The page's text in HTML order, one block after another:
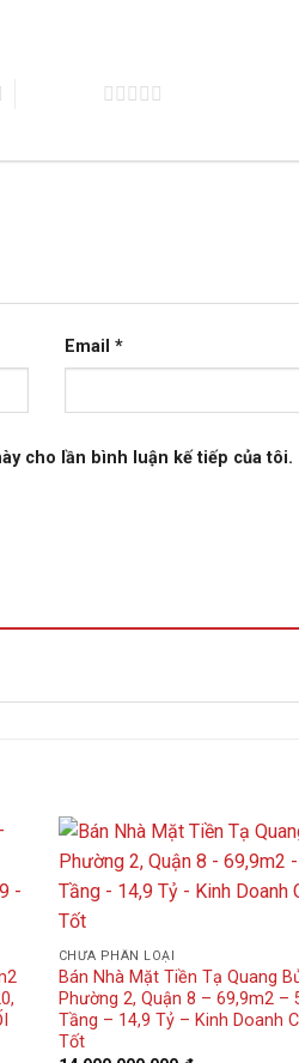
Email *
cho lần bình luận kế tiếp của tôi.
CHƯA PHÂN LOẠI
Bán Nhà Mặt Tiền Tạ Quang
Phường 2, Quận 8 – 69,9m2 –
Tầng – 14,9 Tỷ – Kinh Doanh
Tốt